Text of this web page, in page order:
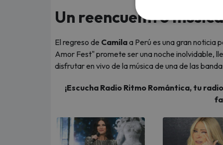
Un reencuentro
El regreso de Camilaa Perú es una gran noticia
Amor Fest" promete ser una noche inolvidable,
disfrutar en vivo de la música de una de las
¡Escucha Radio Ritmo Romántica, tu